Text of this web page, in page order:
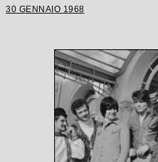
30 GENNAIO 1968